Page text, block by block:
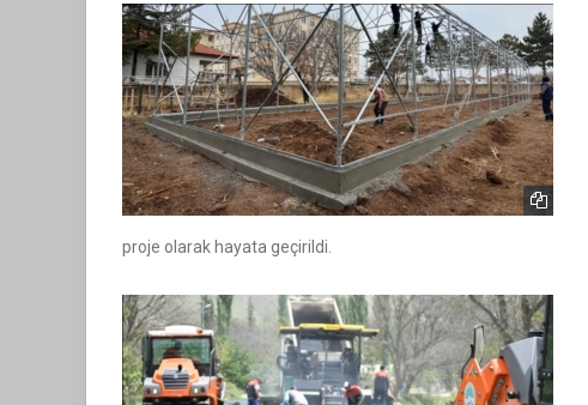
proje olarak hayata geçirildi.